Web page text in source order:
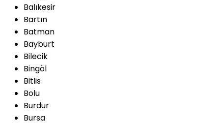
Balıkesir
Bartın
Batman
Bayburt
Bilecik
Bingöl
Bitlis
Bolu
Burdur
Bursa